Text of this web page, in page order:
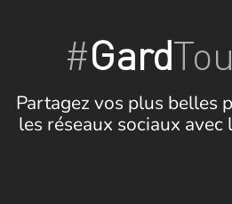
#Gard
Partagez vos plus belles
les réseaux sociaux